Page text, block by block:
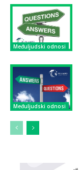
Međuljudski odnosi
Međuljudski odnosi